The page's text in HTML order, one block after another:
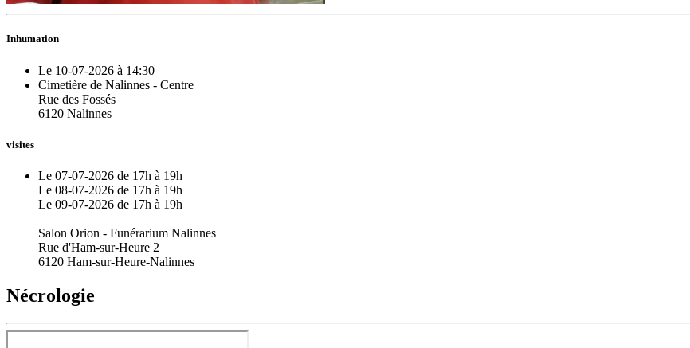
Inhumation
Le 10-07-2026 à 14:30
Cimetière de Nalinnes - Centre
Rue des Fossés
6120 Nalinnes
visites
Le 07-07-2026 de 17h à 19h
Le 08-07-2026 de 17h à 19h
Le 09-07-2026 de 17h à 19h
Salon Orion - Funérarium Nalinnes
Rue d'Ham-sur-Heure 2
6120 Ham-sur-Heure-Nalinnes
Nécrologie